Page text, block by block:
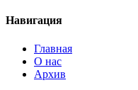
Навигация
Главная
О нас
Архив